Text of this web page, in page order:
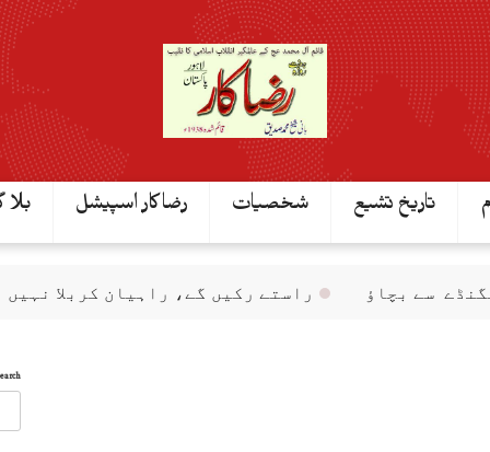
تاریخ تشیع شخصیات رضاکار اسپیشل بلا
سے بچاؤ راستے رکیں گے، راہیان کربلا نہیں